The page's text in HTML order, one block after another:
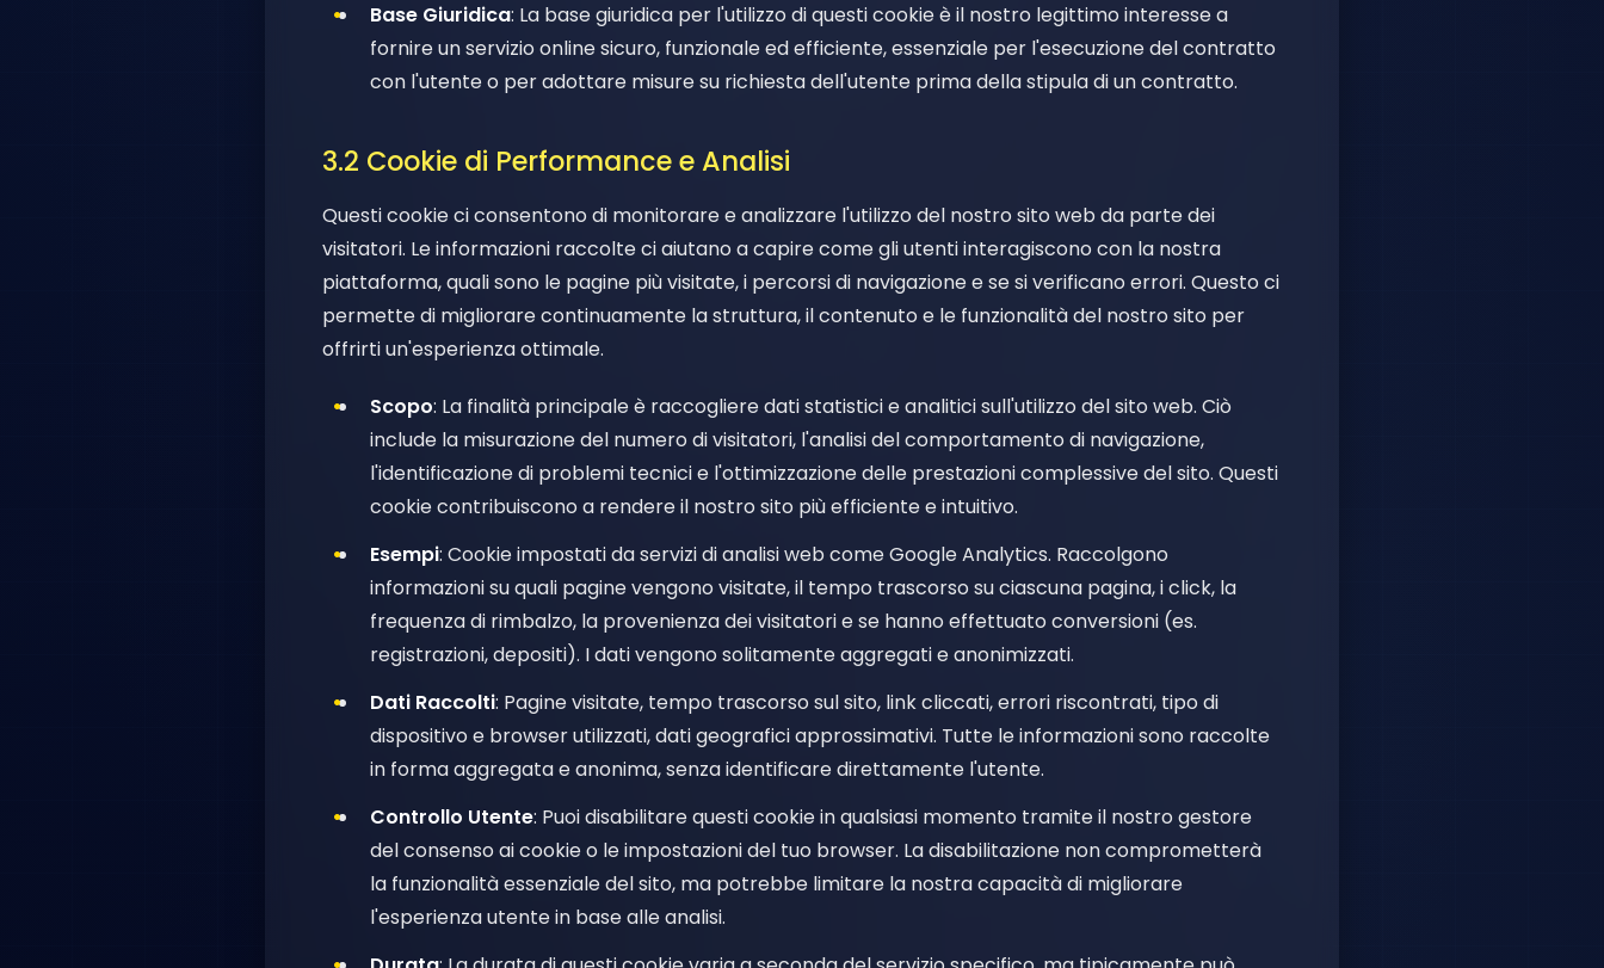
Base Giuridica: La base giuridica per l'utilizzo di questi cookie è il nostro legittimo interesse a
fornire un servizio online sicuro, funzionale ed efficiente, essenziale per l'esecuzione del contratto
con l'utente o per adottare misure su richiesta dell'utente prima della stipula di un contratto.
3.2 Cookie di Performance e Analisi
Questi cookie ci consentono di monitorare e analizzare l'utilizzo del nostro sito web da parte dei
visitatori. Le informazioni raccolte ci aiutano a capire come gli utenti interagiscono con la nostra
piattaforma, quali sono le pagine più visitate, i percorsi di navigazione e se si verificano errori. Questo ci
permette di migliorare continuamente la struttura, il contenuto e le funzionalità del nostro sito per
offrirti un'esperienza ottimale.
Scopo: La finalità principale è raccogliere dati statistici e analitici sull'utilizzo del sito web. Ciò
include la misurazione del numero di visitatori, l'analisi del comportamento di navigazione,
l'identificazione di problemi tecnici e l'ottimizzazione delle prestazioni complessive del sito. Questi
cookie contribuiscono a rendere il nostro sito più efficiente e intuitivo.
Esempi: Cookie impostati da servizi di analisi web come Google Analytics. Raccolgono
informazioni su quali pagine vengono visitate, il tempo trascorso su ciascuna pagina, i click, la
frequenza di rimbalzo, la provenienza dei visitatori e se hanno effettuato conversioni (es.
registrazioni, depositi). I dati vengono solitamente aggregati e anonimizzati.
Dati Raccolti: Pagine visitate, tempo trascorso sul sito, link cliccati, errori riscontrati, tipo di
dispositivo e browser utilizzati, dati geografici approssimativi. Tutte le informazioni sono raccolte
in forma aggregata e anonima, senza identificare direttamente l'utente.
Controllo Utente: Puoi disabilitare questi cookie in qualsiasi momento tramite il nostro gestore
del consenso ai cookie o le impostazioni del tuo browser. La disabilitazione non comprometterà
la funzionalità essenziale del sito, ma potrebbe limitare la nostra capacità di migliorare
l'esperienza utente in base alle analisi.